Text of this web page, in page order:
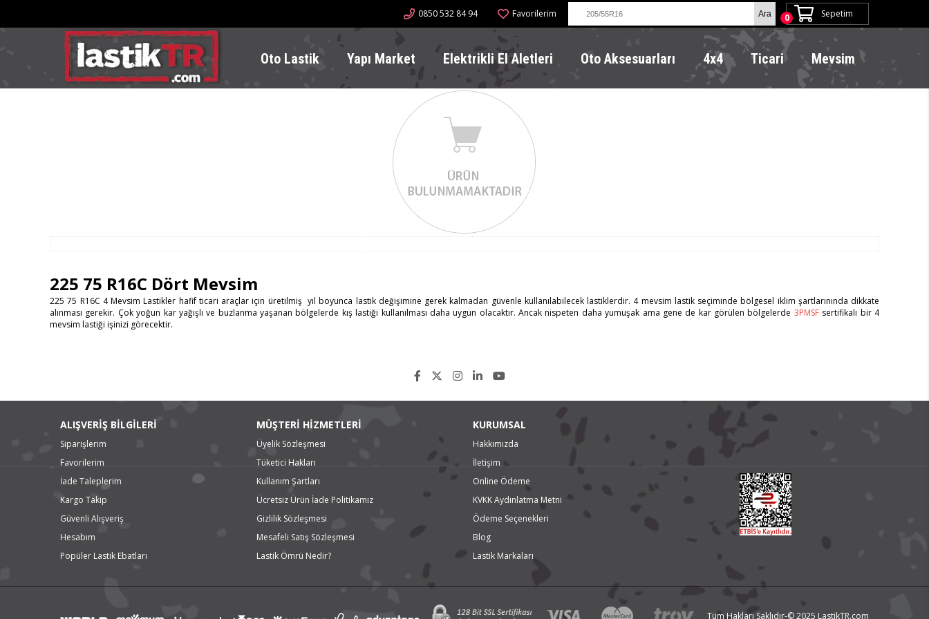
Sepetim
0
Favorilerim
0850 532 84 94
Oto Lastik Yapı Market Elektrikli El Aletleri Oto Aksesuarları 4x4 Ticari Mevsim
225 75 R16C Dört Mevsim
225 75 R16C 4 Mevsim Lastikler hafif ticari araçlar için üretilmiş yıl boyunca lastik değişimine gerek kalmadan güvenle kullanılabilecek lastiklerdir. 4 mevsim lastik seçiminde bölgesel iklim şartlarınında dikkate
alınması gerekir. Çok yoğun kar yağışlı ve buzlanma yaşanan bölgelerde kış lastiği kullanılması daha uygun olacaktır. Ancak nispeten daha yumuşak ama gene de kar görülen bölgelerde 3PMSFsertifikalı bir 4
mevsim lastiği işinizi görecektir.
ALIŞVERİŞ BİLGİLERİ
Siparişlerim
Favorilerim
İade Taleplerim
Kargo Takip
Güvenli Alışveriş
Hesabım
Popüler Lastik Ebatları
MÜŞTERİ HİZMETLERİ
Üyelik Sözleşmesi
Tüketici Hakları
Kullanım Şartları
Ücretsiz Ürün İade Politikamız
Gizlilik Sözleşmesi
Mesafeli Satış Sözleşmesi
Lastik Ömrü Nedir?
KURUMSAL
Hakkımızda
İletişim
Online Ödeme
KVKK Aydınlatma Metni
Ödeme Seçenekleri
Blog
Lastik Markaları
Tüm Hakları Saklıdır-© 2025 LastikTR.com